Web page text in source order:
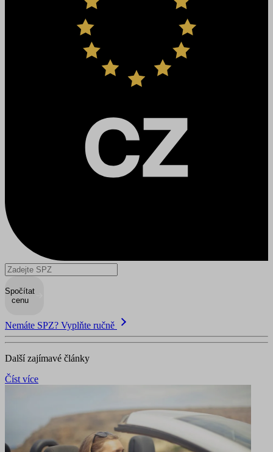
Spočítat
cenu
Nemáte SPZ? Vyplňte ručně
Další zajímavé články
Číst více